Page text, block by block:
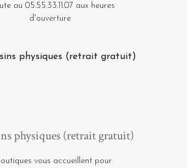
au 05.55.33.11.07 aux heures
d'ouverture
physiques (retrait gratuit)
vous accueillent pour